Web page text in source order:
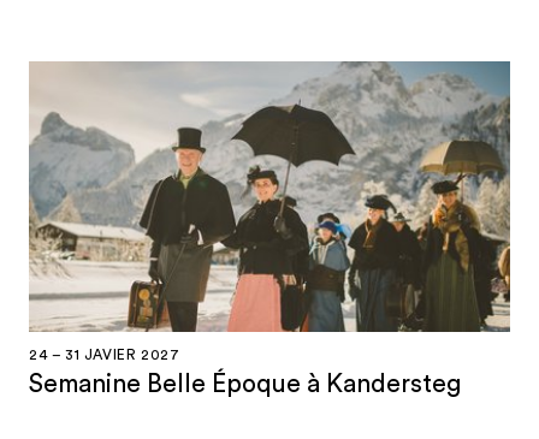
24 – 31 JAVIER 2027
Semanine Belle Époque à Kandersteg